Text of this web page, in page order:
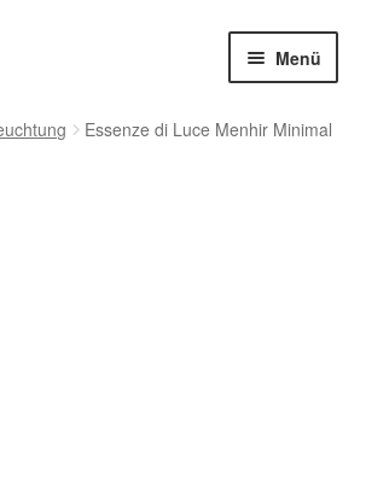
Menü
Essenze di Luce Menhir Minimal